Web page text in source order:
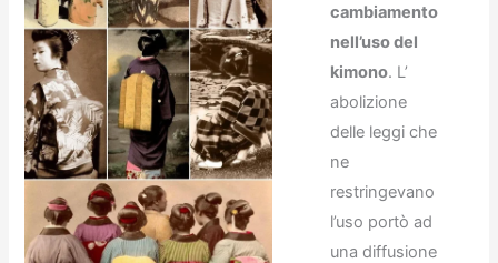
cambiamento
nell’uso del
kimono. L’
abolizione
delle leggi che
ne
restringevano
l’uso portò ad
una diffusione